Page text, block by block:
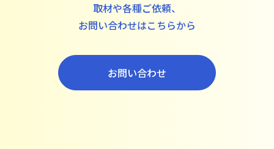
取材や各種ご依頼、
お問い合わせはこちらから
お問い合わせ